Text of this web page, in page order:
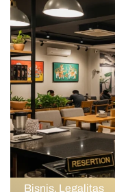
Bisnis, Legalitas